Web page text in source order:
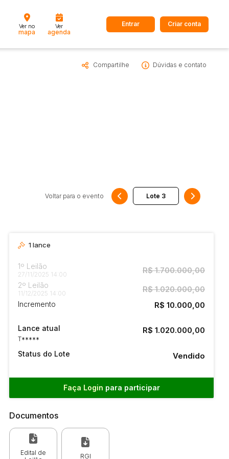
Cidade
Ver no
mapa
Ver
agenda
Entrar Criar conta
Compartilhe Dúvidas e contato
Voltar para o evento
1lance
1º Leilão
27/11/2025 14:00 R$ 1.700.000,00
2º Leilão
11/12/2025 14:00 R$ 1.020.000,00
Incremento R$ 10.000,00
Lance atual
T*****
R$ 1.020.000,00
Status do Lote Vendido
Faça Login para participar
Documentos
Edital de
RGI